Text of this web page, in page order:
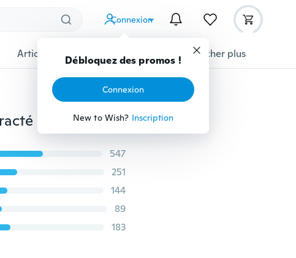
Connexion
Débloquez des promos !
Connexion
New to Wish? Inscription
Articles pour animaux domestiques Afficher plus
Nouveau Survêtement sport mode homme décontracté plus grand taille Sweatsuit sport plus grand taille XS-4XL
547
251
144
89
183